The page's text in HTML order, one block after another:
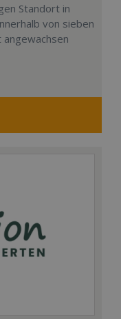
Standort in
von sieben